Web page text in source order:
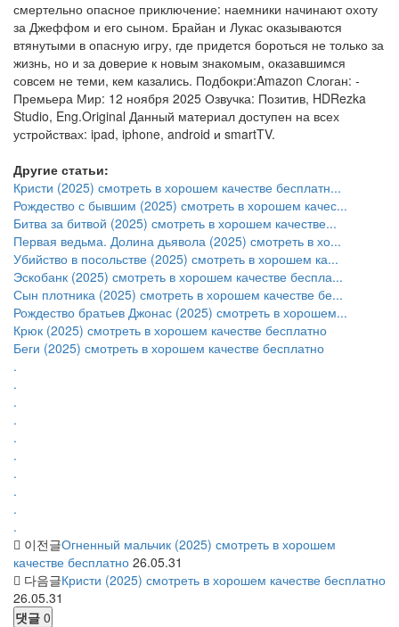
смертельно опасное приключение: наемники начинают охоту
за Джеффом и его сыном. Брайан и Лукас оказываются
втянутыми в опасную игру, где придется бороться не только за
жизнь, но и за доверие к новым знакомым, оказавшимся
совсем не теми, кем казались. Подбокри:Amazon Слоган: -
Премьера Мир: 12 ноября 2025 Озвучка: Позитив, HDRezka
Studio, Eng.Original Данный материал доступен на всех
устройствах: ipad, iphone, android и smartTV.
Другие статьи:
Кристи (2025) смотреть в хорошем качестве бесплатн...
Рождество с бывшим (2025) смотреть в хорошем качес...
Битва за битвой (2025) смотреть в хорошем качестве...
Первая ведьма. Долина дьявола (2025) смотреть в хо...
Убийство в посольстве (2025) смотреть в хорошем ка...
Эскобанк (2025) смотреть в хорошем качестве беспла...
Сын плотника (2025) смотреть в хорошем качестве бе...
Рождество братьев Джонас (2025) смотреть в хорошем...
Крюк (2025) смотреть в хорошем качестве бесплатно
Беги (2025) смотреть в хорошем качестве бесплатно
.
.
.
.
.
.
.
.
.
.
이전글Огненный мальчик (2025) смотреть в хорошем
качестве бесплатно 26.05.31
다음글Кристи (2025) смотреть в хорошем качестве бесплатно
26.05.31
댓글 0